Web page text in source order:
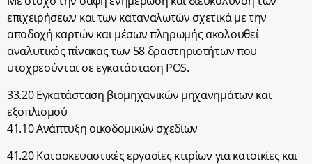
επιχειρήσεων και των καταναλωτών σχετικά με την
αποδοχή καρτών και μέσων πληρωμής ακολουθεί
αναλυτικός πίνακας των 58 δραστηριοτήτων που
υτοχρεούνται σε εγκατάσταση POS.
33.20 Εγκατάσταση βιομηχανικών μηχανημάτων και
εξοπλισμού
41.10 Ανάπτυξη οικοδομικών σχεδίων
41.20 Κατασκευαστικές εργασίες κτιρίων για κατοικίες και